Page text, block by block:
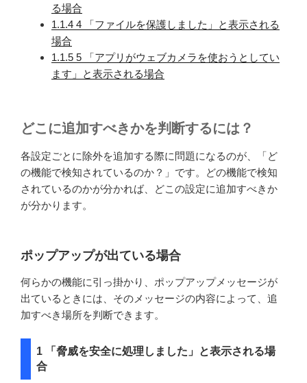
る場合
1.1.4 4 「ファイルを保護しました」と表示される
場合
1.1.5 5 「アプリがウェブカメラを使おうとしてい
ます」と表示される場合
どこに追加すべきかを判断するには？
各設定ごとに除外を追加する際に問題になるのが、「ど
の機能で検知されているのか？」です。どの機能で検知
されているのかが分かれば、どこの設定に追加すべきか
が分かります。
ポップアップが出ている場合
何らかの機能に引っ掛かり、ポップアップメッセージが
出ているときには、そのメッセージの内容によって、追
加すべき場所を判断できます。
1 「脅威を安全に処理しました」と表示される場
合